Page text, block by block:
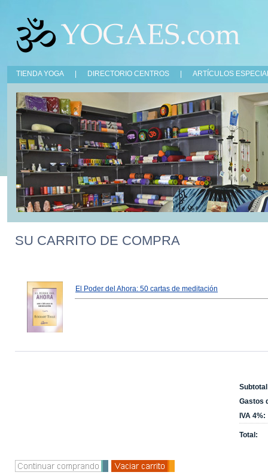
TIENDA YOGA DIRECTORIO CENTROS ARTÍCULOS
SU CARRITO DE COMPRA
El Poder del Ahora: 50 cartas de meditación
Gastos
IVA 4%:
Total: